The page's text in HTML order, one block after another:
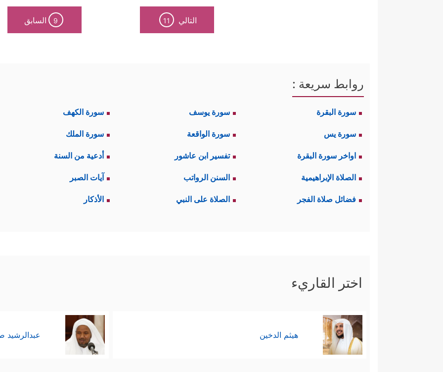
التالي 11
9 السابق
روابط سريعة :
سورة البقرة سورة يوسف سورة الكهف
سورة يس سورة الواقعة سورة الملك
اواخر سورة البقرة تفسير ابن عاشور أدعية من السنة
الصلاة الإبراهيمية السنن الرواتب آيات الصبر
فضائل صلاة الفجر الصلاة على النبي الأذكار
اختر القاريء
هيثم الدخين عبدالرشيد